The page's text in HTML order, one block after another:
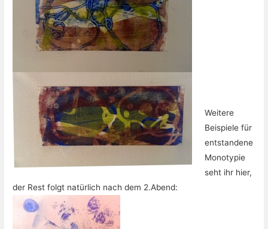
Weitere
Beispiele für
entstandene
Monotypie
seht ihr hier,
der Rest folgt natürlich nach dem 2.Abend: